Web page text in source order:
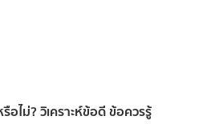
ไม่? วิเคราะห์ข้อดี ข้อควรรู้